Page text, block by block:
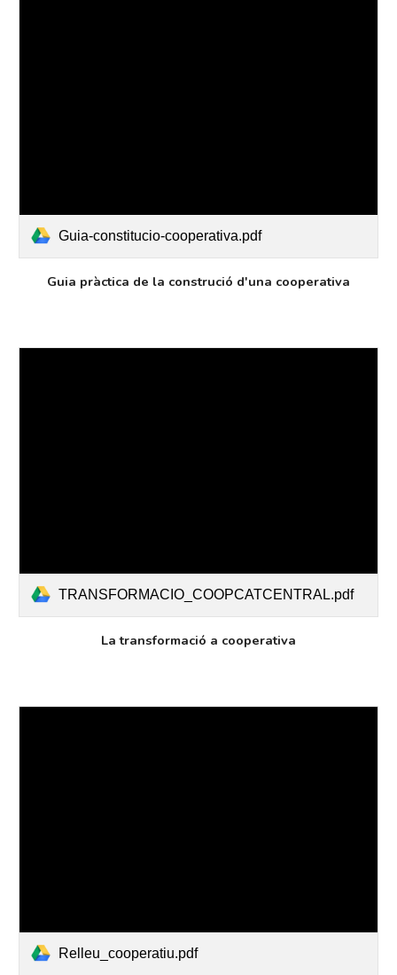
Guia-constitucio-cooperativa.pdf
Guia pràctica de la construció d'una cooperativa
TRANSFORMACIO_COOPCATCENTRAL.pdf
La transformació a cooperativa
Relleu_cooperatiu.pdf